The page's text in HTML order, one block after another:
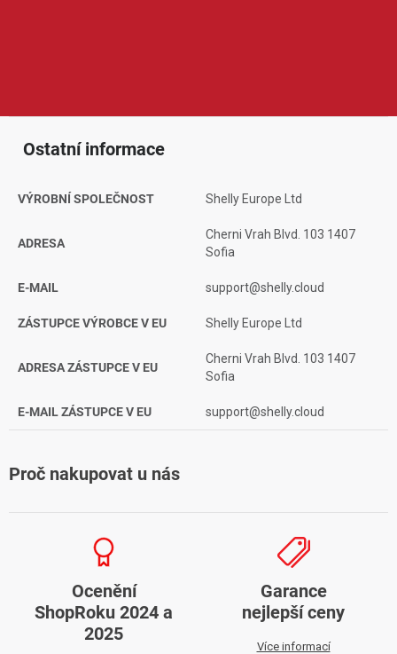
Ostatní informace
VÝROBNÍ SPOLEČNOST Shelly Europe Ltd
ADRESA
Cherni Vrah Blvd. 103 1407
Sofia
E-MAIL support@shelly.cloud
ZÁSTUPCE VÝROBCE V EU Shelly Europe Ltd
ADRESA ZÁSTUPCE V EU
Cherni Vrah Blvd. 103 1407
Sofia
E-MAIL ZÁSTUPCE V EU support@shelly.cloud
Proč nakupovat u nás
Ocenění
ShopRoku 2024 a
2025
Garance
nejlepší ceny
Více informací